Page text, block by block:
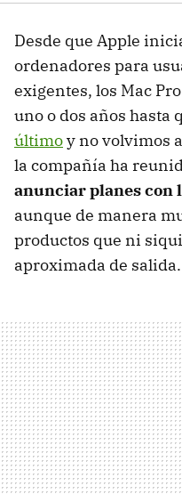
Desde que Apple
ordenadores para
exigentes, los Mac
uno o dos años hasta
últimoy no volvimos
la compañía ha
anunciar planes con
aunque de manera
productos que ni
aproximada de salida.